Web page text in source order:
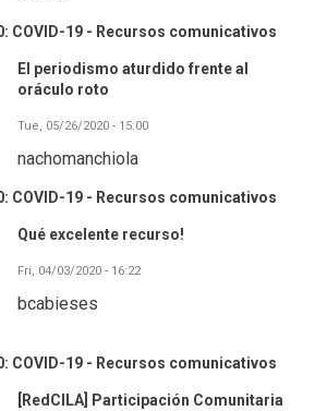
COVID-19 - Recursos comunicativos
El periodismo aturdido frente al
oráculo roto
Tue, 05/26/2020 - 15:00
nachomanchiola
COVID-19 - Recursos comunicativos
Qué excelente recurso!
Fri, 04/03/2020 - 16:22
bcabieses
COVID-19 - Recursos comunicativos
[RedCILA] Participación Comunitaria